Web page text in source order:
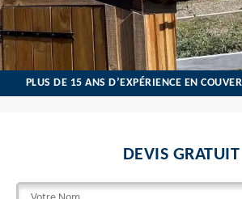
PLUS DE 15 ANS D’EXPÉRIENCE EN
DEVIS GRATUIT